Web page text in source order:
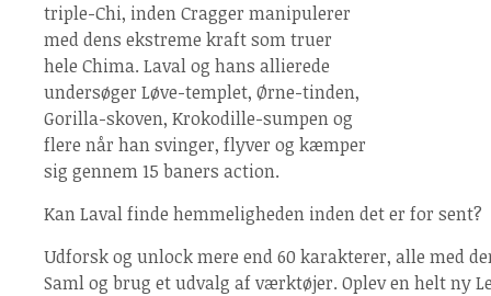
triple-Chi, inden Cragger manipulerer
med dens ekstreme kraft som truer
hele Chima. Laval og hans allierede
undersøger Løve-templet, Ørne-tinden,
Gorilla-skoven, Krokodille-sumpen og
flere når han svinger, flyver og kæmper
sig gennem 15 baners action.
Kan Laval finde hemmeligheden inden det er for sent?
Udforsk og unlock mere end 60 karakterer, alle med
Saml og brug et udvalg af værktøjer. Oplev en helt ny